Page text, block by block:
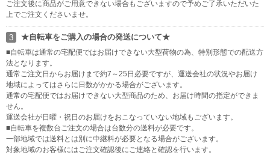
ご注文後に商品がご用意できない場合もございますので予めご了承いただいた
上でご注文くださいませ。
3 ★自転車をご購入の場合の発送について★
■自転車は通常の宅配便ではお届けできない大型荷物の為、特別形態での配送方
法となります。
通常ご注文日からお届けまで約7～25日必要ですが、運送会社の状況やお届け
地域によってはさらに日数がかかる場合がございます。
通常の宅配便ではお届けできない大型商品のため、お届け時間の指定ができま
せん。
運送会社が日曜・祝日のお届けをおこなっていない地域もございます。
■自転車を複数台ご注文の場合は台数分の送料が必要です。
一部地域では送料とは別に中継料が必要となる場合がございます。
対象地域のお客様にはご注文確認後にご連絡と確認を行います。